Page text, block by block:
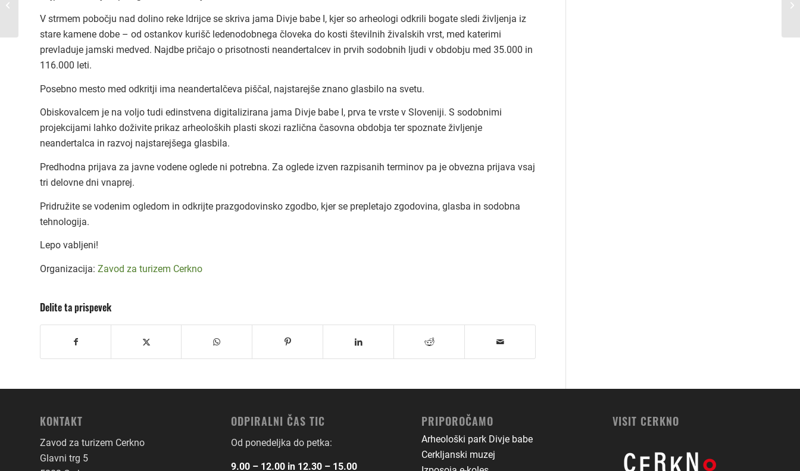
V strmem pobočju nad dolino reke Idrijce se skriva jama Divje babe I, kjer so arheologi odkrili bogate sledi življenja iz
stare kamene dobe – od ostankov kurišč ledenodobnega človeka do kosti številnih živalskih vrst, med katerimi
prevladuje jamski medved. Najdbe pričajo o prisotnosti neandertalcev in prvih sodobnih ljudi v obdobju med 35.000 in
116.000 leti.
Posebno mesto med odkritji ima neandertalčeva piščal, najstarejše znano glasbilo na svetu.
Obiskovalcem je na voljo tudi edinstvena digitalizirana jama Divje babe I, prva te vrste v Sloveniji. S sodobnimi
projekcijami lahko doživite prikaz arheoloških plasti skozi različna časovna obdobja ter spoznate življenje
neandertalca in razvoj najstarejšega glasbila.
Predhodna prijava za javne vodene oglede ni potrebna. Za oglede izven razpisanih terminov pa je obvezna prijava vsaj
tri delovne dni vnaprej.
Pridružite se vodenim ogledom in odkrijte prazgodovinsko zgodbo, kjer se prepletajo zgodovina, glasba in sodobna
tehnologija.
Lepo vabljeni!
Organizacija: Zavod za turizem Cerkno
Delite ta prispevek
KONTAKT
Zavod za turizem Cerkno
Glavni trg 5
ODPIRALNI ČAS TIC
Od ponedeljka do petka:
9.00 – 12.00 in 12.30 – 15.00
PRIPOROČAMO
Arheološki park Divje babe
Cerkljanski muzej
VISIT CERKNO